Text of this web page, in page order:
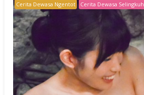
Cerita Dewasa Ngentot Cerita Dewasa Selingkuh